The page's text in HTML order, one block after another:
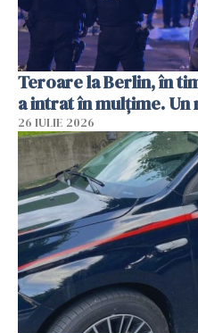
Teroare la Berlin, în
a intrat în mulțime. Un
26 IULIE 2026